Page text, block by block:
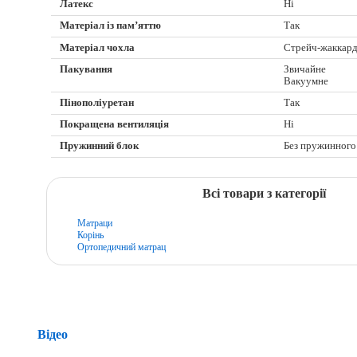
Латекс
Ні
Матеріал із пам’яттю
Так
Матеріал чохла
Стрейч-жаккард
Пакування
Звичайне
Вакуумне
Пінополіуретан
Так
Покращена вентиляція
Ні
Пружинний блок
Без
Всі товари з категорії
Матраци
Корінь
Ортопедичний матрац
Відео